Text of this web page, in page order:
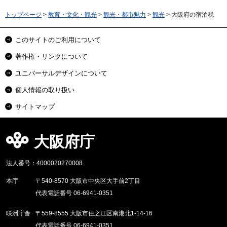
トップページ > 教育・文化・観光 > 観光・都市魅力 > 観光 > 大阪府の宿泊税
このサイトのご利用について
著作権・リンクについて
ユニバーサルデザインについて
個人情報の取り扱い
サイトマップ
大阪府庁
法人番号：4000020270008
本庁
〒540-8570 大阪市中央区大手前2丁目
代表電話番号 06-6941-0351
咲洲庁舎
〒559-8555 大阪市住之江区南港北1-14-16
代表電話番号 06-6941-0351